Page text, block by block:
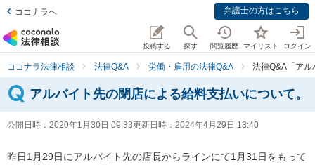
ココナラへ 弁護士の方はこちら
投稿する 探す 閲覧履歴 マイリスト ログイン
ココナラ法律相談 法律Q&A 労働・雇用の法律Q&A 法律Q&A「ア
アルバイト先の閉店による給料支払いについて。
公開日時： 2020年1月30日 09:33更新日時： 2024年4月29日 13:40
昨日1月29日にアルバイト先の店長からラインにて1月31日をもって